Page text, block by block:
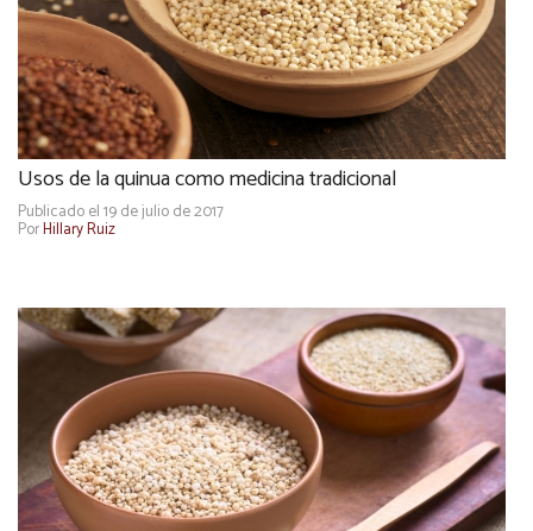
Usos de la quinua como medicina tradicional
Publicado el 19 de julio de 2017
PorHillary Ruiz